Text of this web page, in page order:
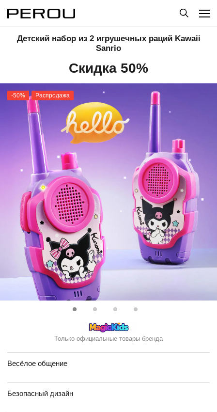
Детский набор из 2 игрушечных раций Kawaii
Sanrio
Скидка 50%
-50% Распродажа
Только официальные товары бренда
Весёлое общение
Безопасный дизайн